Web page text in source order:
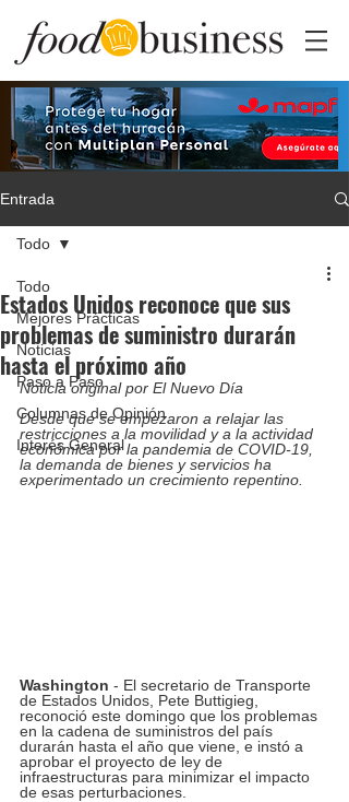
Entrada
Todo
Mejores Prácticas
Noticias
Paso a Paso
Columnas de Opinión
Interés General
Todo
Estados Unidos reconoce que sus
problemas de suministro durarán
hasta el próximo año
Noticia original por El Nuevo Día
Desde que se empezaron a relajar las
restricciones a la movilidad y a la actividad
económica por la pandemia de COVID-19,
la demanda de bienes y servicios ha
experimentado un crecimiento repentino.
Washington - El secretario de Transporte
de Estados Unidos, Pete Buttigieg,
reconoció este domingo que los problemas
en la cadena de suministros del país
durarán hasta el año que viene, e instó a
aprobar el proyecto de ley de
infraestructuras para minimizar el impacto
de esas perturbaciones.